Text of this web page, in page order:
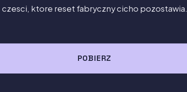
czesci, ktore reset fabryczny cicho pozostawia.
POBIERZ